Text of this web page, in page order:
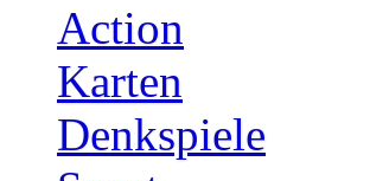
Action
Karten
Denkspiele